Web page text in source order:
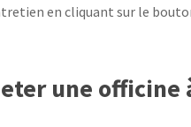
en cliquant sur le
une officine